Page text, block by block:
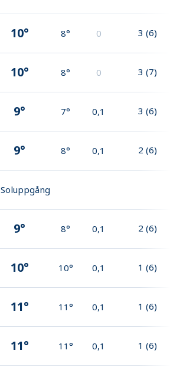
10° 8° 0 3 (6)
10° 8° 0 3 (7)
9° 7° 0,1 3 (6)
9° 8° 0,1 2 (6)
Soluppgång
9° 8° 0,1 2 (6)
10° 10° 0,1 1 (6)
11° 11° 0,1 1 (6)
11° 11° 0,1 1 (6)